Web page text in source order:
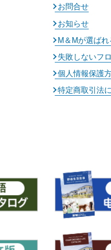
お問合せ
お知らせ
M＆Mが選ば
失敗しないフ
個人情報保護
特定商取引法